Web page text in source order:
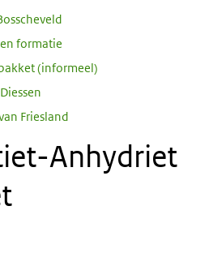
formatie
(informeel)
Friesland
Anhydriet